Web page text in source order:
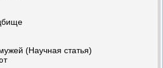
(Научная статья)